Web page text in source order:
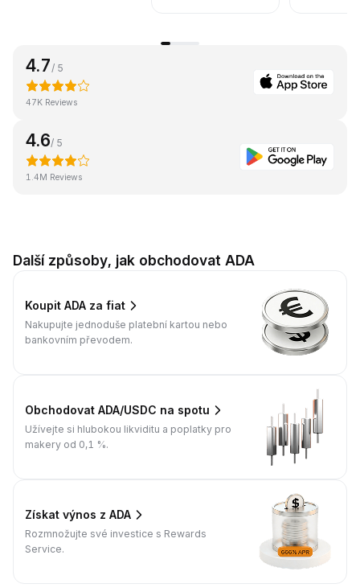
4.7 / 5
47K Reviews
4.6/ 5
1.4M Reviews
Další způsoby, jak obchodovat ADA
Koupit ADA za fiat
Nakupujte jednoduše platební kartou nebo
bankovním převodem.
Obchodovat ADA/USDC na spotu
Užívejte si hlubokou likviditu a poplatky pro
makery od 0,1 %.
Získat výnos z ADA
Rozmnožujte své investice s Rewards
Service.